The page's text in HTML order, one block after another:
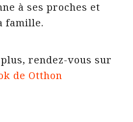
à ses proches et
famille.
rendez-vous sur
de Otthon